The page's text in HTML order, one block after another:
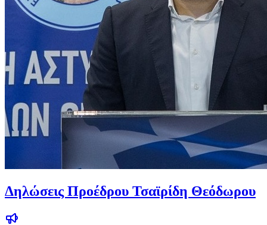
Δηλώσεις Προέδρου Τσαϊρίδη Θεόδωρου